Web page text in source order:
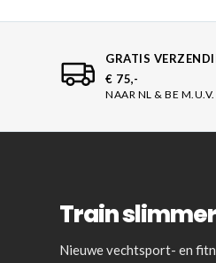
GRATIS
€ 75,-
NAAR NL & BE
Train
Nieuwe vechtsport- en